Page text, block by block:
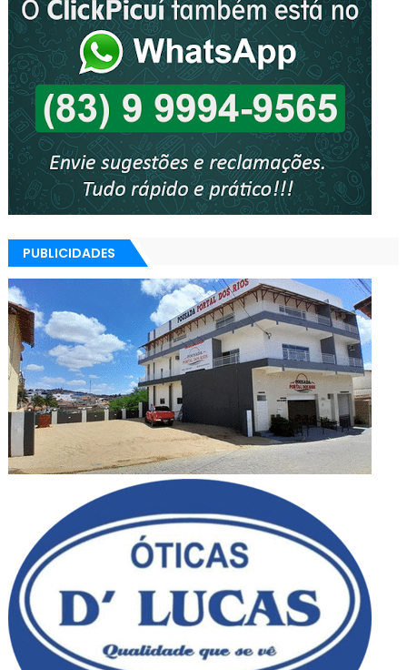
PUBLICIDADES